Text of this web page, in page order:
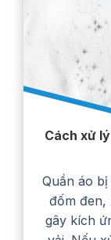
Cách xử
Quần áo
đốm đen,
gây kích